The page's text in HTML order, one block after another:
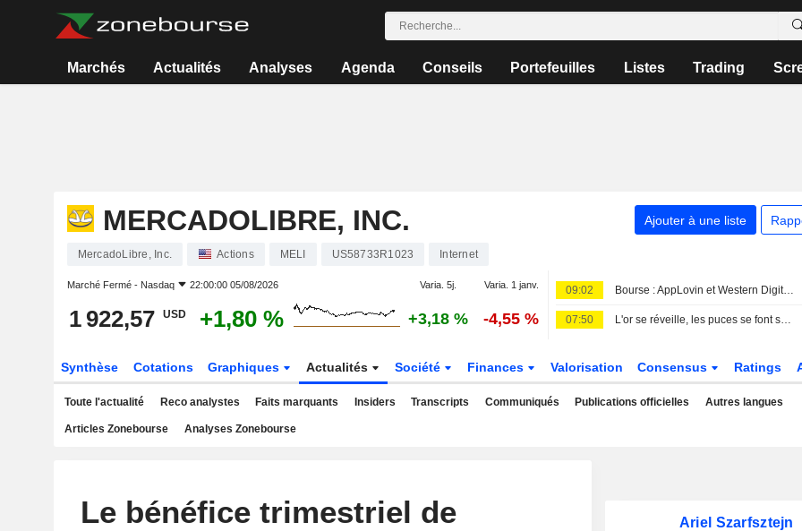
Marchés Actualités Analyses Agenda Conseils Portefeuilles Listes Trading
MERCADOLIBRE, INC. Ajouter à une liste
MercadoLibre, Inc. Actions MELI US58733R1023 Internet
Marché Fermé - Nasdaq 22:00:00 05/08/2026 Varia. 5j. Varia. 1 janv.
1 922,57 USD +1,80 % +3,18 % -4,55 %
09:02 Bourse : AppLovin et Western Digital dans le dur, rumeurs sur Vusion
07:50 L'or se réveille, les puces se font secouer
Synthèse Cotations Graphiques Actualités Société Finances Valorisation Consensus Ratings
Toute l'actualité Reco analystes Faits marquants Insiders Transcripts Communiqués Publications officielles Autres langues
Articles Zonebourse Analyses Zonebourse
Le bénéfice trimestriel de
Ariel Szarfsztejn